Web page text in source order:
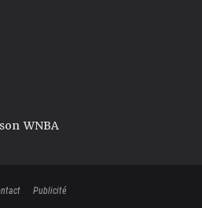
WNBA
Publicité